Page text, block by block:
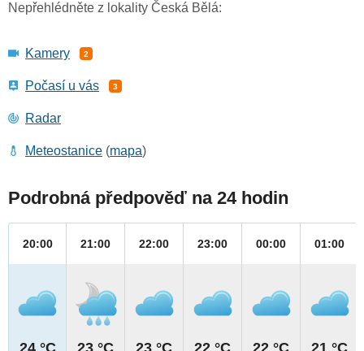
Nepřehlédněte z lokality Česká Bělá:
Kamery 2
Počasí u vás 3
Radar
Meteostanice (mapa)
Podrobná předpověď na 24 hodin
20:00
24 °C
21:00
23 °C
22:00
23 °C
23:00
22 °C
00:00
22 °C
01:00
21 °C